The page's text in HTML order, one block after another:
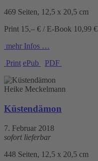
469 Seiten, 12,5 x 20,5 cm
Print 15,– € / E-Book 10,99 €
mehr Infos …
Print ePub PDF
Heike Meckelmann
Küstendämon
7. Februar 2018
sofort lieferbar
448 Seiten, 12,5 x 20,5 cm